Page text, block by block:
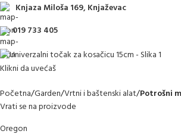
Knjaza Miloša 169, Knjaževac
019 733 405
Klikni da uvećaš
Početna Garden Vrtni i baštenski alat Potrošni
Vrati se na proizvode
Oregon